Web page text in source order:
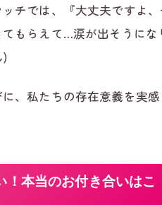
チでは、『大丈夫ですよ
もらえて…涙が出そうにな
)
、私たちの存在意義を実
！本当のお付き合いはこ